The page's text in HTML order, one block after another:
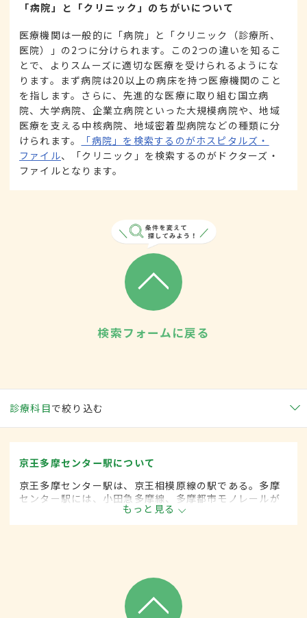
「病院」と「クリニック」のちがいについて
医療機関は一般的に「病院」と「クリニック（診療所、
医院）」の2つに分けられます。この2つの違いを知るこ
とで、よりスムーズに適切な医療を受けられるようにな
ります。まず病院は20以上の病床を持つ医療機関のこと
を指します。さらに、先進的な医療に取り組む国立病
院、大学病院、企業立病院といった大規模病院や、地域
医療を支える中核病院、地域密着型病院などの種類に分
けられます。
「病院」を検索するのがホスピタルズ・
ファイル、「クリニック」を検索するのがドクターズ・
ファイルとなります。
検索フォームに戻る
診療科目で絞り込む
京王多摩センター駅について
京王多摩センター駅は、京王相模原線の駅である。多摩
センター駅には、小田急多摩線、多摩都市モノレールが
乗り入れており、1日の平均乗降者数は8万6000人を超え
る。駅周辺には多摩ニュータウンの中心地であり、さま
もっと見る